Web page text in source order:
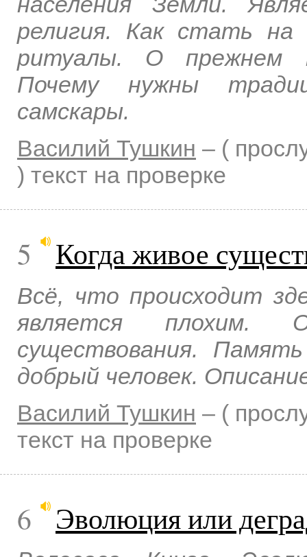
религия. Как стать на
ритуалы. О прежнем
Почему нужны
самскары.
Василий Тушкин – (
) текст на проверке
5 Когда живое
Всё, что происходит
является плохим.
существования.
добрый человек.
Василий Тушкин – (
текст на проверке
6 Эволюция или